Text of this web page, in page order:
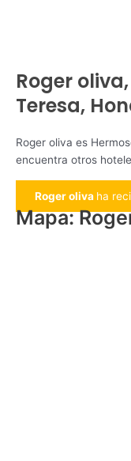
Roger
Teresa,
Roger oliva es
encuentra otros
Roger oliva ha
Mapa: